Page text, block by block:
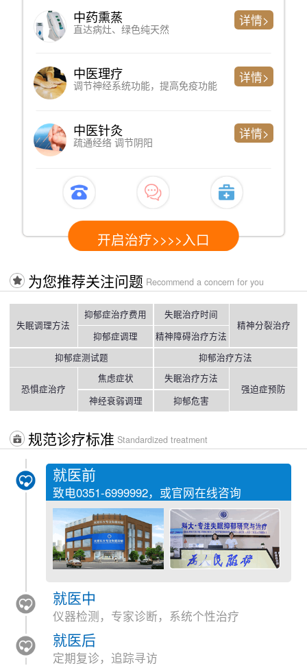
中药熏蒸
直达病灶、绿色纯天然
详情>
中医理疗
调节神经系统功能，提高免疫功能
详情>
中医针灸
疏通经络 调节阴阳
详情>
开启治疗>>>>入口
为您推荐关注问题 Recommend a concern for you
失眠调理方法
抑郁症治疗费用
抑郁症调理
失眠治疗时间
精神障碍治疗方法
精神分裂治疗
抑郁症测试题 抑郁治疗方法
恐惧症治疗
焦虑症状
神经衰弱调理
失眠治疗方法
抑郁危害
强迫症预防
规范诊疗标准 Standardized treatment
就医前
致电0351-6999992，或官网在线咨询
就医中
仪器检测，专家诊断，系统个性治疗
就医后
定期复诊，追踪寻访